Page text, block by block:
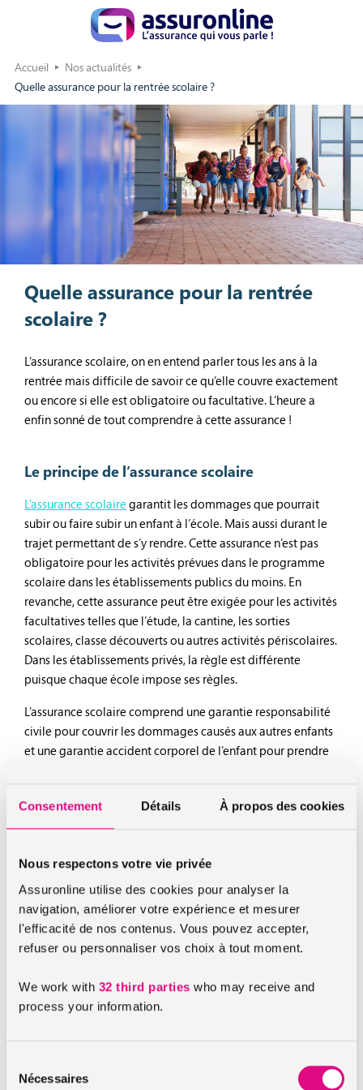
Consentement Détails À propos des cookies
Nous respectons votre vie privée
Assuronline utilise des cookies pour analyser la
navigation, améliorer votre expérience et mesurer
l'efficacité de nos contenus. Vous pouvez accepter,
refuser ou personnaliser vos choix à tout moment.
We work with 32 third parties who may receive and
process your information.
Nécessaires
Accueil
Nos actualités
Quelle assurance pour la rentrée scolaire ?
Quelle assurance pour la rentrée
scolaire ?
L’assurance scolaire, on en entend parler tous les ans à la
rentrée mais difficile de savoir ce qu’elle couvre exactement
ou encore si elle est obligatoire ou facultative. L’heure a
enfin sonné de tout comprendre à cette assurance !
Le principe de l’assurance scolaire
L’assurance scolairegarantit les dommages que pourrait
subir ou faire subir un enfant à l’école. Mais aussi durant le
trajet permettant de s’y rendre. Cette assurance n’est pas
obligatoire pour les activités prévues dans le programme
scolaire dans les établissements publics du moins. En
revanche, cette assurance peut être exigée pour les activités
facultatives telles que l’étude, la cantine, les sorties
scolaires, classe découverts ou autres activités périscolaires.
Dans les établissements privés, la règle est différente
puisque chaque école impose ses règles.
L’assurance scolaire comprend une garantie responsabilité
civile pour couvrir les dommages causés aux autres enfants
et une garantie accident corporel de l’enfant pour prendre
importe le lieu. En fonction des contrats, elle peut
le vol de cartable ou le racket par exemple.
Une garantie parfois incluse dans l’assurance
Avant de souscrire une assurance scolaire, il convient de